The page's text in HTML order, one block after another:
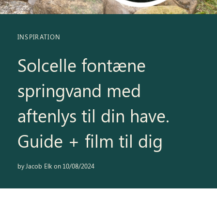
INSPIRATION
Solcelle fontæne
springvand med
aftenlys til din have.
Guide + film til dig
by Jacob Elk on 10/08/2024
Inspiration
Kundeservice